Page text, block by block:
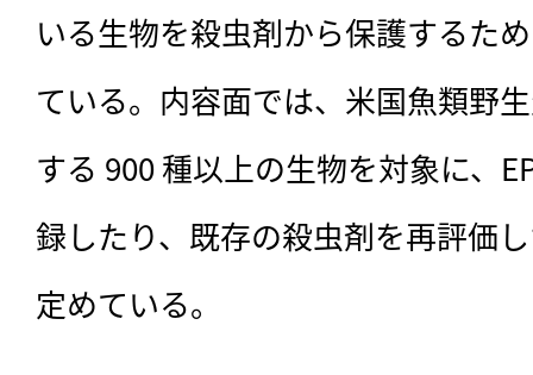
いる生物を殺虫剤から保護するた
ている。内容面では、米国魚類野
する 900 種以上の生物を対象に、
録したり、既存の殺虫剤を再評価
定めている。